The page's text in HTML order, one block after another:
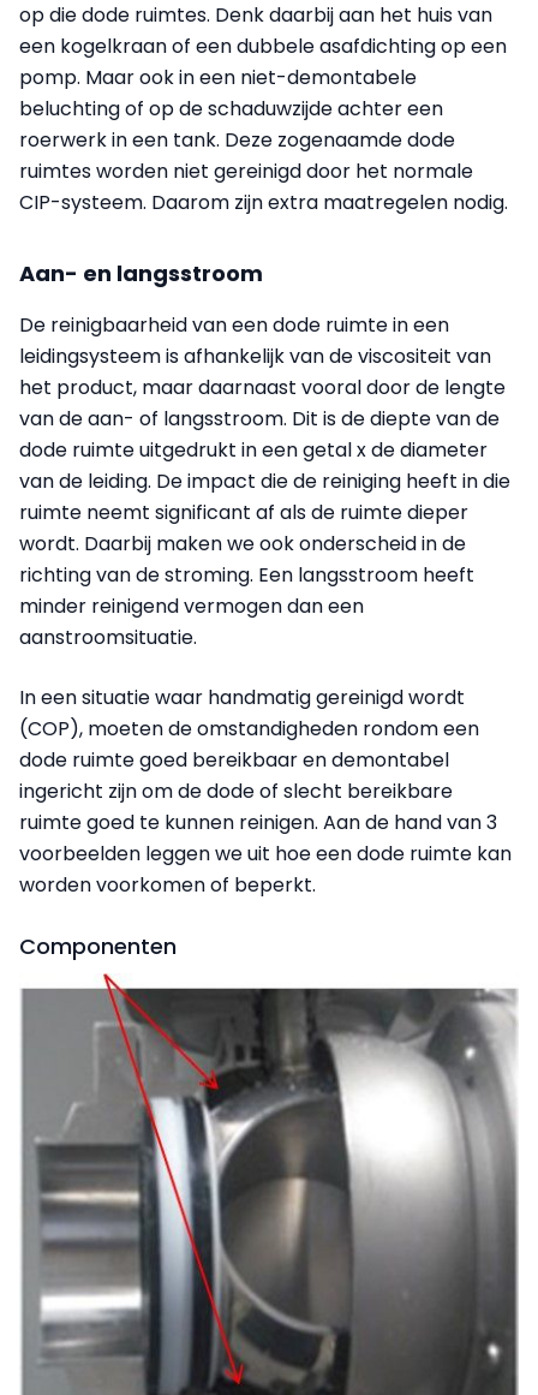
op die dode ruimtes. Denk daarbij aan het huis van
een kogelkraan of een dubbele asafdichting op een
pomp. Maar ook in een niet-demontabele
beluchting of op de schaduwzijde achter een
roerwerk in een tank. Deze zogenaamde dode
ruimtes worden niet gereinigd door het normale
CIP-systeem. Daarom zijn extra maatregelen nodig.
Aan- en langsstroom
De reinigbaarheid van een dode ruimte in een
leidingsysteem is afhankelijk van de viscositeit van
het product, maar daarnaast vooral door de lengte
van de aan- of langsstroom. Dit is de diepte van de
dode ruimte uitgedrukt in een getal x de diameter
van de leiding. De impact die de reiniging heeft in die
ruimte neemt significant af als de ruimte dieper
wordt. Daarbij maken we ook onderscheid in de
richting van de stroming. Een langsstroom heeft
minder reinigend vermogen dan een
aanstroomsituatie.
In een situatie waar handmatig gereinigd wordt
(COP), moeten de omstandigheden rondom een
dode ruimte goed bereikbaar en demontabel
ingericht zijn om de dode of slecht bereikbare
ruimte goed te kunnen reinigen. Aan de hand van 3
voorbeelden leggen we uit hoe een dode ruimte kan
worden voorkomen of beperkt.
Componenten